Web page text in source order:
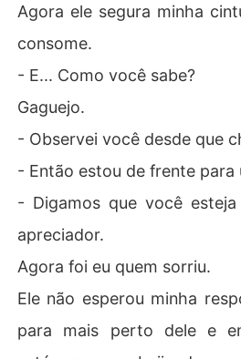
Agora ele segura minha
consome.
- E... Como você sabe?
Gaguejo.
- Observei você desde que
- Então estou de frente para
- Digamos que você
apreciador.
Agora foi eu quem sorriu.
Ele não esperou minha
para mais perto dele e